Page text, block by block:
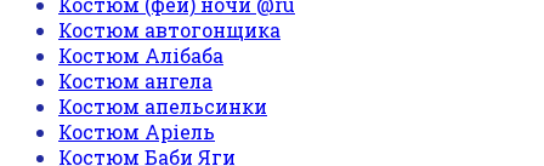
Костюм автогонщика
Костюм Алібаба
Костюм ангела
Костюм апельсинки
Костюм Аріель
Костюм Баби Яги